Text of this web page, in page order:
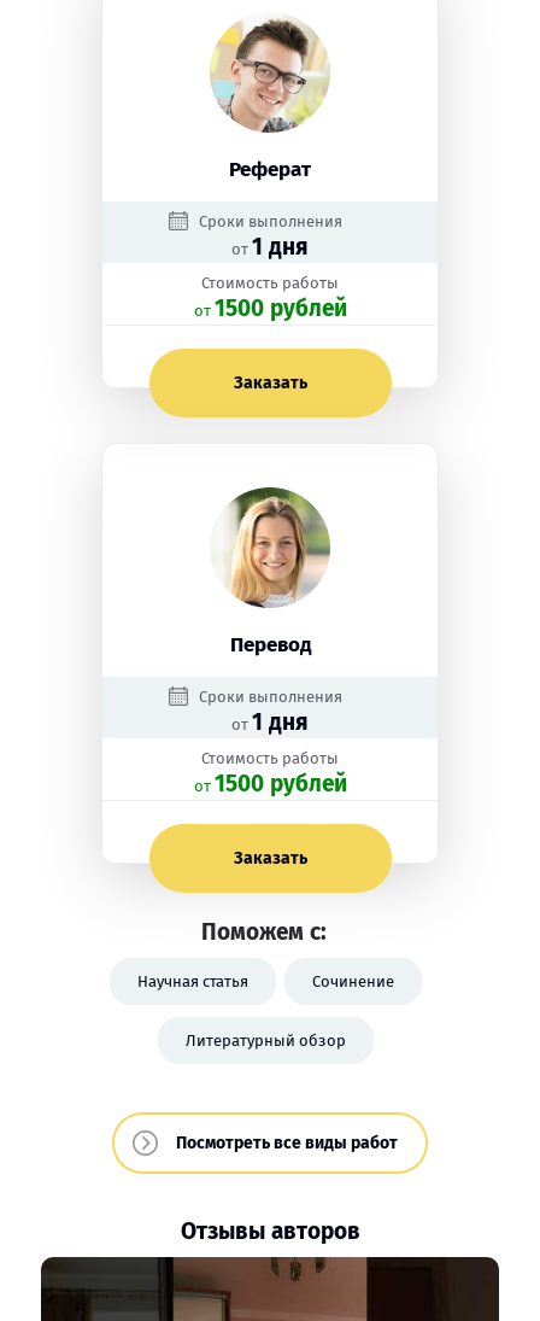
Реферат
Сроки выполнения
от 1 дня
Стоимость работы
oт 1500 рублей
Заказать
Перевод
Сроки выполнения
от 1 дня
Стоимость работы
oт 1500 рублей
Заказать
Поможем с:
Научная статья Сочинение
Литературный обзор
Посмотреть все виды работ
Отзывы авторов